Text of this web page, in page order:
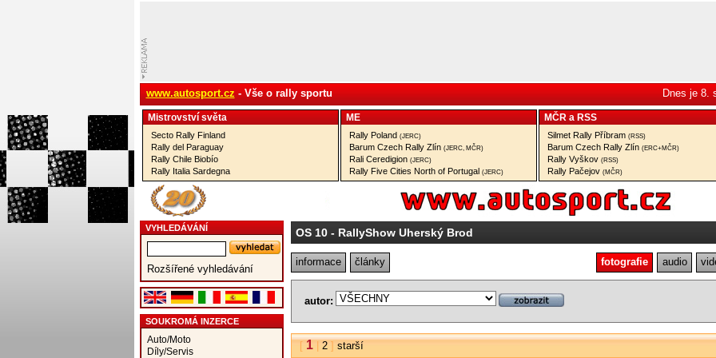
www.autosport.cz - Vše o rally sportu Dnes je 8.
Mistrovství­ světa
Secto Rally Finland
Rally del Paraguay
Rally Chile Biobío
Rally Italia Sardegna
ME
Rally Poland (JERC)
Barum Czech Rally Zlín (JERC, MČR)
Rali Ceredigion (JERC)
Rally Five Cities North of Portugal (JERC)
MČR a RSS
Silmet Rally Příbram (RSS)
Barum Czech Rally Zlín (ERC+MČR)
Rally Vyškov (RSS)
Rally Pačejov (MČR)
VYHLEDÁVÁNÍ
Rozšířené vyhledávání
SOUKROMÁ INZERCE
Auto/Moto
Díly/Servis
OS 10- RallyShow Uherský Brod
informace články fotografie audio
autor:
[ 1| 2] starší